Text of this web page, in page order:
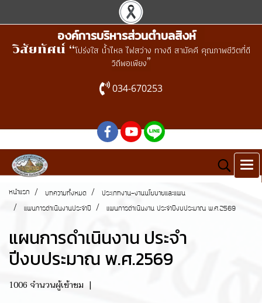
องค์การบริหารส่วนตำบลสิงห์
วิสัยทัศน์ “โปร่งใส น้ำไหล ไฟสว่าง ทางดี สามัคคี คุณภาพชีวิตที่ดี
วิถีพอเพียง”
034-670253
หน้าแรก บทความทั้งหมด ประเภทงาน-งานนโยบายและแผน
แผนการดำเนินงานประจำปี แผนการดำเนินงาน ประจำปีงบประมาณ พ.ศ.2569
แผนการดำเนินงาน ประจำ
ปีงบประมาณ พ.ศ.2569
1006 จำนวนผู้เข้าชม |